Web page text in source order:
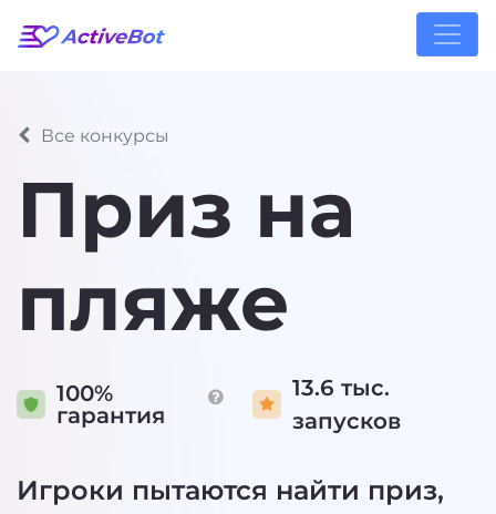
Все конкурсы
Приз на
пляже
100%
гарантия
13.6 тыс.
запусков
Игроки пытаются найти приз,